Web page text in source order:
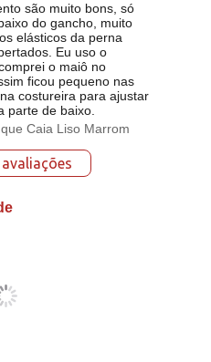
são muito bons, só
do gancho, muito
elásticos da perna
Eu uso o
o maiô no
ficou pequeno nas
costureira para ajustar
parte de baixo.
Caia Liso Marrom